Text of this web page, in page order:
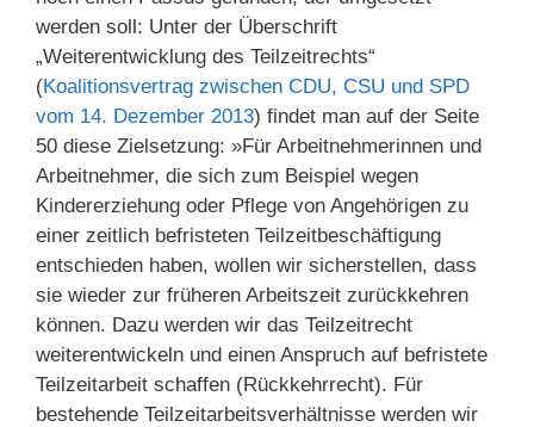
werden soll: Unter der Überschrift
„Weiterentwicklung des Teilzeitrechts“
(Koalitionsvertrag zwischen CDU, CSU und SPD
vom 14. Dezember 2013) findet man auf der Seite
50 diese Zielsetzung: »Für Arbeitnehmerinnen und
Arbeitnehmer, die sich zum Beispiel wegen
Kindererziehung oder Pflege von Angehörigen zu
einer zeitlich befristeten Teilzeitbeschäftigung
entschieden haben, wollen wir sicherstellen, dass
sie wieder zur früheren Arbeitszeit zurückkehren
können. Dazu werden wir das Teilzeitrecht
weiterentwickeln und einen Anspruch auf befristete
Teilzeitarbeit schaffen (Rückkehrrecht). Für
bestehende Teilzeitarbeitsverhältnisse werden wir